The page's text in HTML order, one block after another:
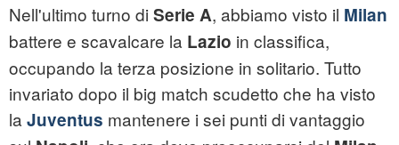
Nell'ultimo turno di Serie A, abbiamo visto il Milan
battere e scavalcare la Lazio in classifica,
occupando la terza posizione in solitario. Tutto
invariato dopo il big match scudetto che ha visto
la Juventus mantenere i sei punti di vantaggio